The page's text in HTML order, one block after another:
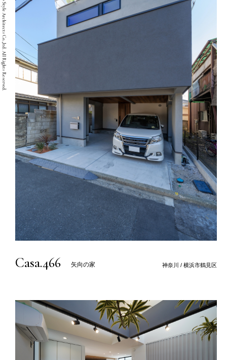
Copyright © Two Style Architects Co.,ltd. All Rights Reserved.
Casa.466 矢向の家 神奈川 / 横浜市鶴見区